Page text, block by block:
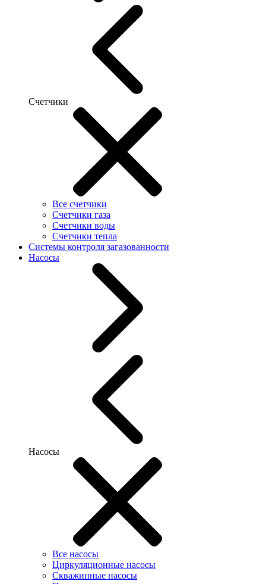
Счетчики
Все счетчики
Счетчики газа
Счетчики воды
Счетчики тепла
Системы контроля загазованности
Насосы
Насосы
Все насосы
Циркуляционные насосы
Скважинные насосы